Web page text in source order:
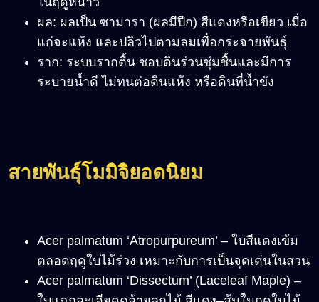
ผล: ผลเป็น ซามารา (ผลมีปีก) สีแดงหรือเขียว เมื่อ
แก่จะแห้ง และปลิวไปตามลมเพื่อกระจายพันธุ์
ราก: ระบบรากตื้น ชอบดินร่วนชุ่มชื้นและมีการ
ระบายน้ำดี ไม่ทนต่อดินแห้ง หรือดินที่น้ำขัง
สายพันธุ์โมมิจิยอดนิยม
Acer palmatum ‘Atropurpureum’ – ใบสีแดงเข้ม
ตลอดฤดูใบไม้ร่วง เหมาะกับการเป็นจุดเด่นในสวน
Acer palmatum ‘Dissectum’ (Laceleaf Maple) –